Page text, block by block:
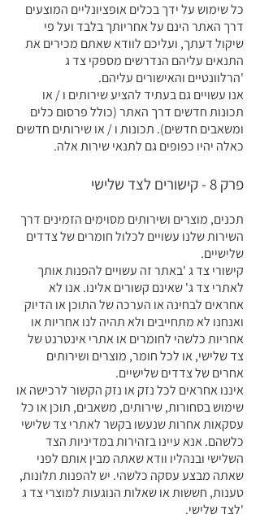
כל שימוש על ידך בכלים אופציונליים המוצעים
דרך האתר הינם על אחריותך בלבד ועל פי
שיקול דעתך, ועליכם לוודא שאתם מכירים את
התנאים עליהם הנדרשים מספקי צד ג
'הרלוונטיים והאישורים עליהם.
אנו עשויים גם בעתיד להציע שירותים ו / או
תכונות חדשים דרך האתר (כולל פרסום כלים
ומשאבים חדשים). תכונות ו / או שירותים חדשים
כאלה יהיו כפופים גם לתנאי שירות אלה.
פרק 8 - קישורים לצד שלישי
תכנים, מוצרים ושירותים מסוימים הזמינים דרך
השירות שלנו עשויים לכלול חומרים של צדדים
שלישיים.
קישורי צד ג 'באתר זה עשויים להפנות אותך
לאתרי צד ג' שאינם קשורים אלינו. אנו לא
אחראים לבחינה או הערכה של התוכן או הדיוק
ואנחנו לא מתחייבים ולא תהיה לנו אחריות או
אחריות כלשהי לחומרים או אתרי אינטרנט של
צד שלישי, או לכל חומר, מוצרים ושירותים
אחרים של צדדים שלישיים.
איננו אחראים לכל נזק או נזק הקשור לרכישה או
שימוש בסחורות, שירותים, משאבים, תוכן או כל
עסקאות אחרות שנעשו בקשר לאתרי צד שלישי
כלשהם. אנא עיינו בזהירות במדיניות הצד
השלישי ובנהליו וודא שאתה מבין אותם לפני
שאתה מבצע עסקה כלשהי. יש להפנות תלונות,
טענות, חששות או שאלות הנוגעות למוצרי צד ג
'לצד שלישי.